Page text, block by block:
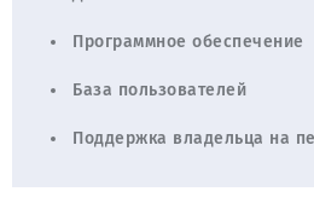
Программное обеспечение
База пользователей
Поддержка владельца на